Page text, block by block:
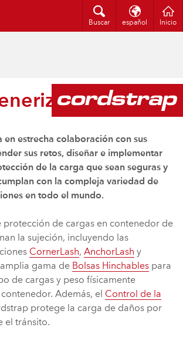
Buscar español Inicio
en estrecha colaboración con sus
sus retos, diseñar e implementar
de la carga que sean seguras y
con la compleja variedad de
en todo el mundo.
protección de cargas en contenedor de
la sujeción, incluyendo las
CornerLash, AnchorLash y
gama de Bolsas Hinchables para
de cargas y peso físicamente
Además, el Control de la
protege la carga de daños por
el tránsito.